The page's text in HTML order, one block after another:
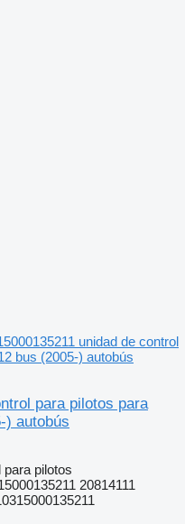
unidad de control
bus (2005-) autobús
para pilotos para
) autobús
pilotos
20814111